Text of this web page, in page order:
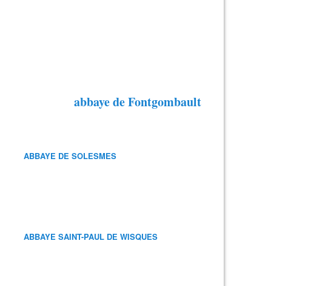
abbaye de Fontgombault
ABBAYE DE SOLESMES
ABBAYE SAINT-PAUL DE WISQUES